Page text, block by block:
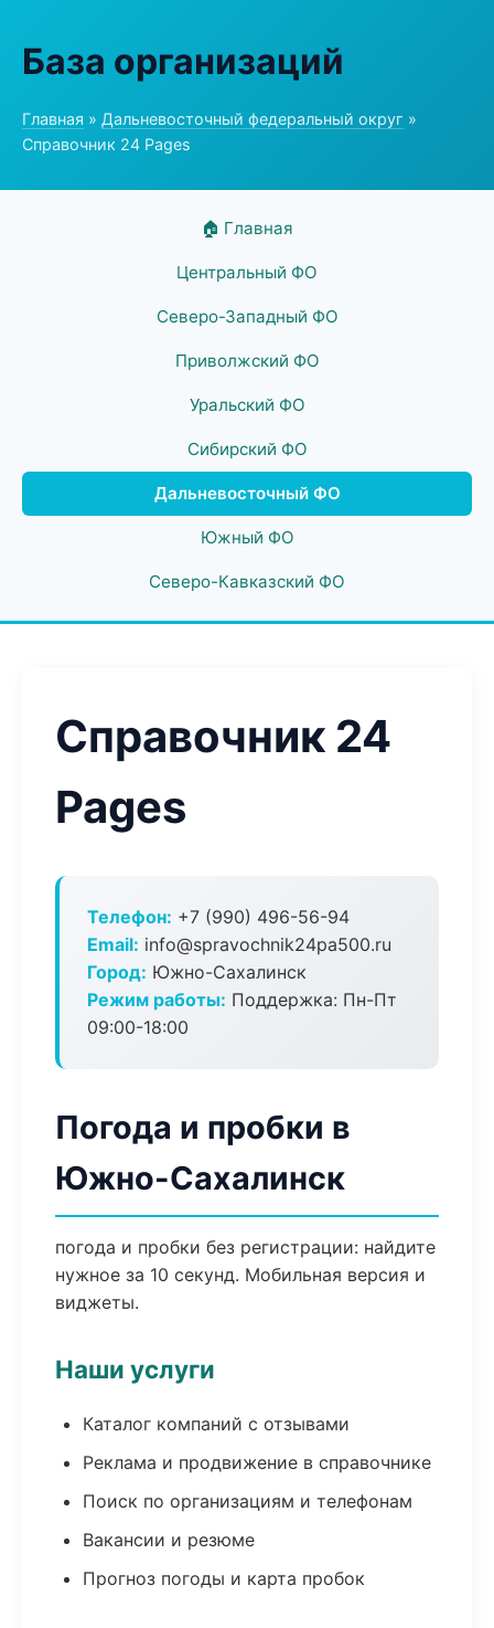
База организаций
Главная » Дальневосточный федеральный округ »
Справочник 24 Pages
🏠 Главная
Центральный ФО
Северо-Западный ФО
Приволжский ФО
Уральский ФО
Сибирский ФО
Дальневосточный ФО
Южный ФО
Северо-Кавказский ФО
Справочник 24
Pages
Телефон: +7 (990) 496-56-94
Email: info@spravochnik24pa500.ru
Город: Южно-Сахалинск
Режим работы: Поддержка: Пн-Пт
09:00-18:00
Погода и пробки в
Южно-Сахалинск
погода и пробки без регистрации: найдите
нужное за 10 секунд. Мобильная версия и
виджеты.
Наши услуги
Каталог компаний с отзывами
Реклама и продвижение в справочнике
Поиск по организациям и телефонам
Вакансии и резюме
Прогноз погоды и карта пробок